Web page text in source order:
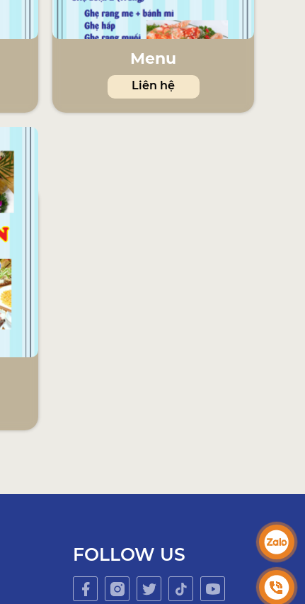
Menu
Liên hệ
FOLLOW US